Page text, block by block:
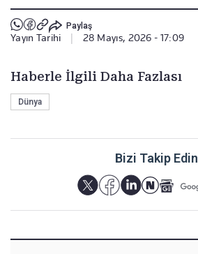
Paylaş
Yayın Tarihi 28 Mayıs, 2026 - 17:09
Haberle İlgili Daha Fazlası
Dünya
Bizi Takip Edin